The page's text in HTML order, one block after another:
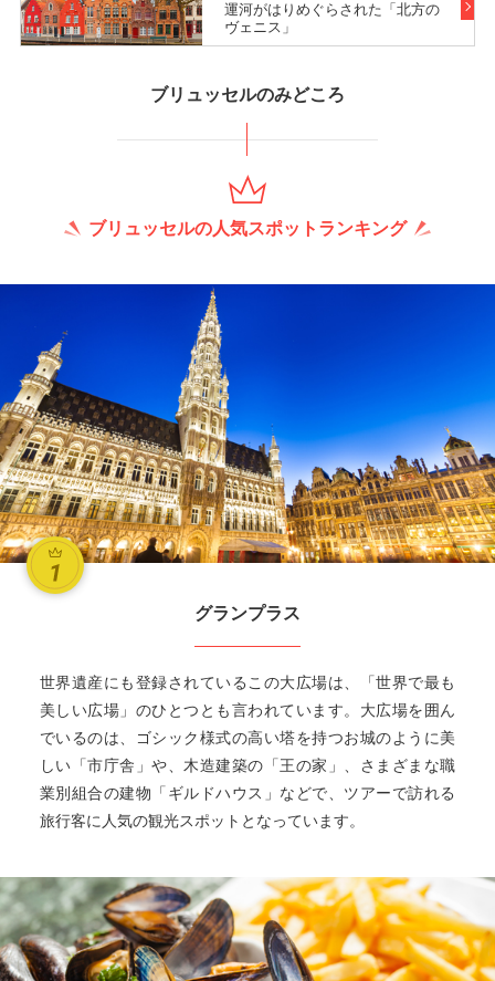
運河がはりめぐらされた「北方の
ヴェニス」
ブリュッセルのみどころ
ブリュッセルの人気スポットランキング
グランプラス
世界遺産にも登録されているこの大広場は、「世界で最も
美しい広場」のひとつとも言われています。大広場を囲ん
でいるのは、ゴシック様式の高い塔を持つお城のように美
しい「市庁舎」や、木造建築の「王の家」、さまざまな職
業別組合の建物「ギルドハウス」などで、ツアーで訪れる
旅行客に人気の観光スポットとなっています。